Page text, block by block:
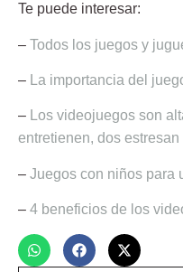
Te puede interesar:
– Todos los juegos y
– La importancia del
–
Los videojuegos son
entretienen, dos estresan
– Juegos con niños para
– 4 beneficios de los